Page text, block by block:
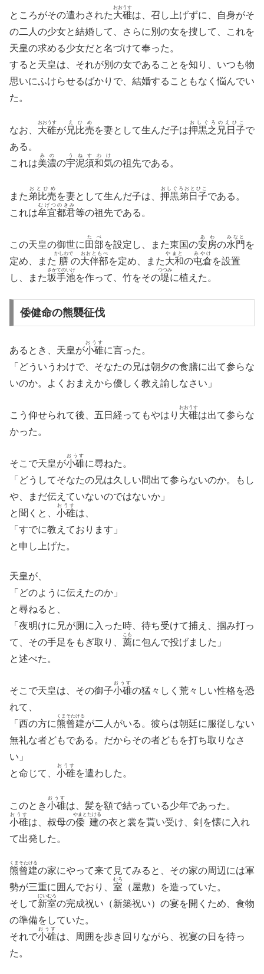
ところがその遣わされた大碓
おおうす
は、召し上げずに、自身がそ
の二人の少女と結婚して、さらに別の女を捜して、これを
天皇の求める少女だと名づけて奉った。
すると天皇は、それが別の女であることを知り、いつも物
思いにふけらせるばかりで、結婚することもなく悩んでい
た。
なお、 大碓
おおうす
が兄比売
えひめ
を妻として生んだ子は押黒之兄日子
おしぐろのえひこ
で
ある。
これは美濃
みの
の宇泥須和気
うねすわけ
の祖先である。
また 弟比売
おとひめ
を妻として生んだ子は、 押黒弟日子
おしぐろおとひこ
である。
これは牟宜都君
むげつのきみ
等の祖先である。
この天皇の御世に 田部
たべ
を設定し、また東国の安房
あわ
の水門
みなと
を
定め、また 膳
かしわで
の大伴部
おおともべ
を定め、また大和
やまと
の屯倉
みやけ
を設置
し、また坂手池
さかてのいけ
を作って、竹をその堤
つつみ
に植えた。
倭健命の熊襲征伐
あるとき、天皇が小碓
おうす
に言った。
「どういうわけで、そなたの兄は朝夕の食膳に出て参らな
いのか。よくおまえから優しく教え諭しなさい」
こう仰せられて後、五日経ってもやはり 大碓
おおうす
は出て参らな
かった。
そこで天皇が小碓
おうす
に尋ねた。
「どうしてそなたの兄は久しい間出て参らないのか。もし
や、まだ伝えていないのではないか」
と聞くと、 小碓
おうす
は、
「すでに教えております」
と申し上げた。
天皇が、
「どのように伝えたのか」
と尋ねると、
「夜明けに兄が厠に入った時、待ち受けて捕え、掴み打っ
て、その手足をもぎ取り、 薦
こも
に包んで投げました」
と述べた。
そこで天皇は、その御子小碓
おうす
の猛々しく荒々しい性格を恐
れて、
「西の方に熊曾建
くまそたける
が二人がいる。彼らは朝廷に服従しない
無礼な者どもである。だからその者どもを打ち取りなさ
い」
と命じて、 小碓
おうす
を遣わした。
このとき小碓
おうす
は、髪を額で結っている少年であった。
小碓
おうす
は、叔母の倭建
やまとたける
の衣と裳を貰い受け、剣を懐に入れ
て出発した。
熊曾建
くまそたける
の家にやって来て見てみると、その家の周辺には軍
勢が三重に囲んでおり、 室
むろ
（屋敷）を造っていた。
そして新室
にいむろ
の完成祝い（新築祝い）の宴を開くため、食物
の準備をしていた。
それで小碓
おうす
は、周囲を歩き回りながら、祝宴の日を待っ
た。